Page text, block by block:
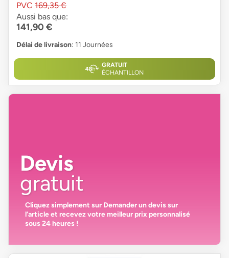
PVC 169,35 €
Aussi bas que:
141,90 €
Délai de livraison: 11 Journées
GRATUIT
ÉCHANTILLON
Devis
gratuit
Cliquez simplement sur Demander un devissur
l’article et recevez votremeilleur prix personnalisé
sous 24 heures !